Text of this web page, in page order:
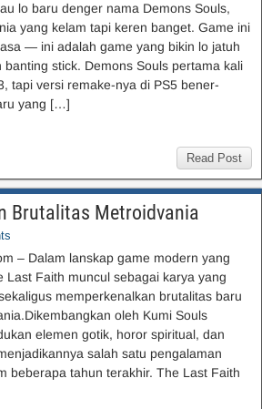
lo baru denger nama Demons Souls,
yang kelam tapi keren banget. Game ini
— ini adalah game yang bikin lo jatuh
stick. Demons Souls pertama kali
tapi versi remake-nya di PS5 bener-
yang […]
Read Post
Brutalitas Metroidvania
– Dalam lanskap game modern yang
Last Faith muncul sebagai karya yang
memperkenalkan brutalitas baru
oleh Kumi Souls
elemen gotik, horor spiritual, dan
salah satu pengalaman
beberapa tahun terakhir. The Last Faith